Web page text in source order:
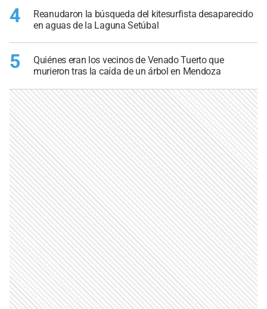
4
Reanudaron la búsqueda del kitesurfista desaparecido
en aguas de la Laguna Setúbal
5
Quiénes eran los vecinos de Venado Tuerto que
murieron tras la caída de un árbol en Mendoza